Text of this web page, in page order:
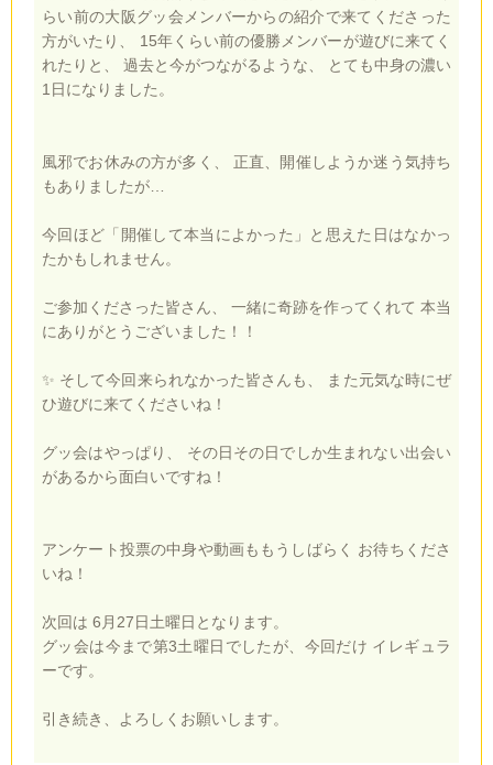
らい前の大阪グッ会メンバーからの紹介で来てくださった
方がいたり、 15年くらい前の優勝メンバーが遊びに来てく
れたりと、 過去と今がつながるような、 とても中身の濃い
1日になりました。
風邪でお休みの方が多く、 正直、開催しようか迷う気持ち
もありましたが…
今回ほど「開催して本当によかった」と思えた日はなかっ
たかもしれません。
ご参加くださった皆さん、 一緒に奇跡を作ってくれて 本当
にありがとうございました！！
✨ そして今回来られなかった皆さんも、 また元気な時にぜ
ひ遊びに来てくださいね！
グッ会はやっぱり、 その日その日でしか生まれない出会い
があるから面白いですね！
アンケート投票の中身や動画ももうしばらく お待ちくださ
いね！
次回は 6月27日土曜日となります。
グッ会は今まで第3土曜日でしたが、今回だけ イレギュラ
ーです。
引き続き、よろしくお願いします。